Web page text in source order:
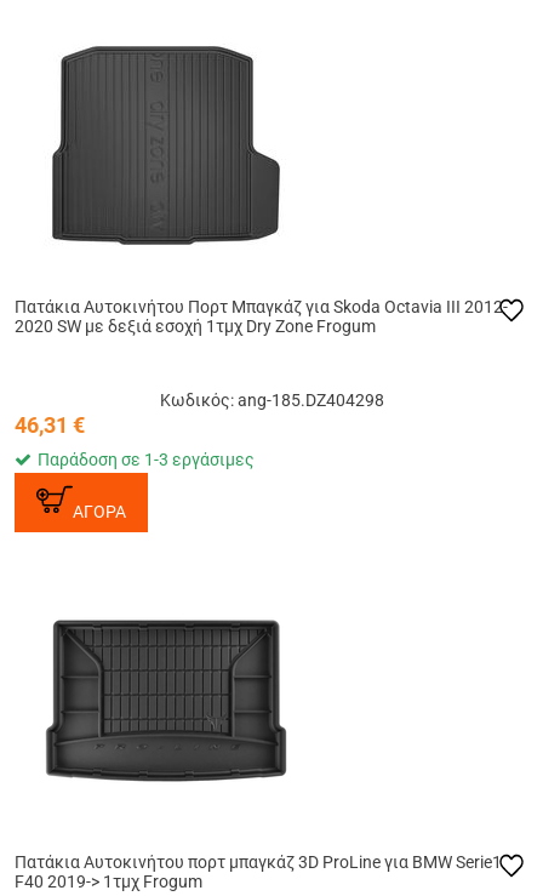
Πατάκια Αυτοκινήτου Πορτ Μπαγκάζ για Skoda Octavia III 2012-
2020 SW με δεξιά εσοχή 1τμχ Dry Zone Frogum
Κωδικός: ang-185.DZ404298
46,31 €
Παράδοση σε 1-3 εργάσιμες
ΑΓΟΡΑ
Πατάκια Αυτοκινήτου πορτ μπαγκάζ 3D ProLine για BMW Serie1
F40 2019-> 1τμχ Frogum